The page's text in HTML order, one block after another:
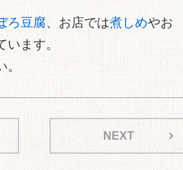
ろ豆腐、お店では煮しめやお
ます。
NEXT